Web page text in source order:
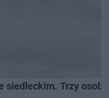
siedleckim. Trzy